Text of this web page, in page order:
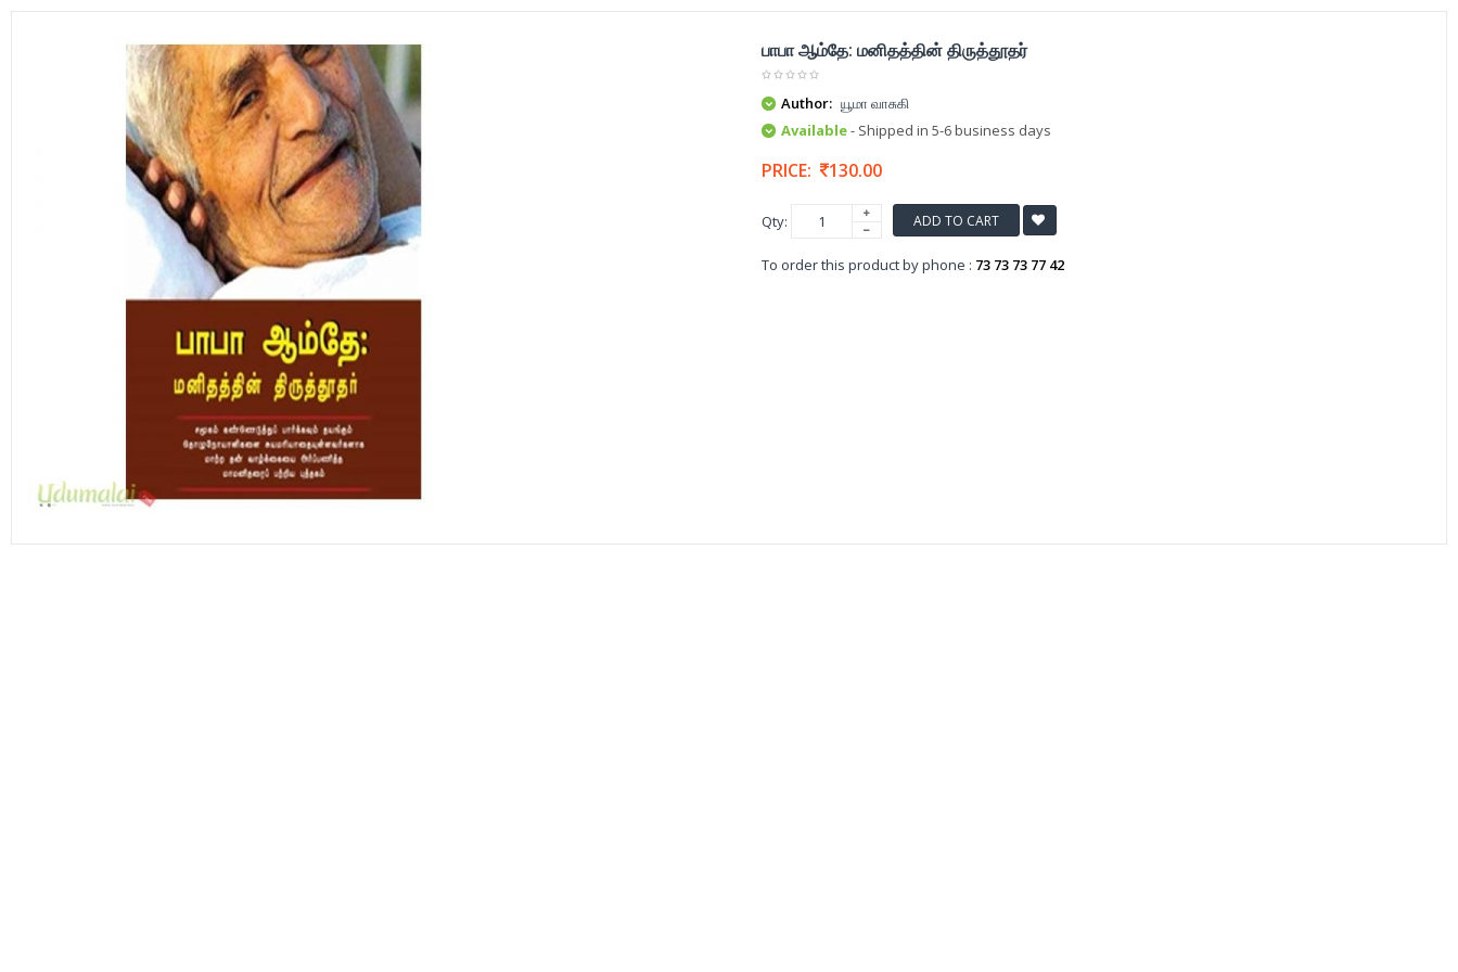
பாபா ஆம்தே: மனிதத்தின் திருத்தூதர்
Author: யூமா வாசுகி
Available- Shipped in 5-6 business days
PRICE: 130.00
Qty: ADD TO CART
To order this product by phone : 73 73 73 77 42